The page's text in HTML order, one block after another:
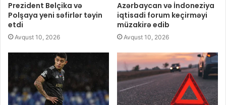
Prezident Belçika və
Polşaya yeni səfirlər təyin
etdi
Avqust 10, 2026
Azərbaycan və İndoneziya
iqtisadi forum keçirməyi
müzakirə edib
Avqust 10, 2026